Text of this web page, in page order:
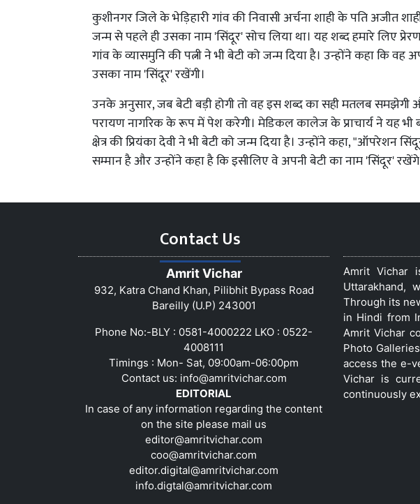
कुशीनगर जिले के भेड़िहारी गांव की निवासी अर्चना शाही के पति अजीत
जन्म से पहले ही उसका नाम 'सिंदूर' सोच लिया था। यह शब्द हमारे लिए
गांव के व्यासमुनि की पत्नी ने भी बेटी को जन्म दिया है। उन्होंने कहा कि
उसका नाम 'सिंदूर' रखेंगी।
उनके अनुसार, जब बेटी बड़ी होगी तो वह इस शब्द का सही मतलब समझेगी
परायण नागरिक के रूप में पेश करेगी। मेडिकल कालेज के प्राचार्य ने यह भी
क्षेत्र की प्रियंका देवी ने भी बेटी को जन्म दिया है। उन्होंने कहा, "ऑपरेशन
सम्मान है और उन्होंने कहा है कि इसीलिए वे अपनी बेटी का नाम 'सिंदूर'
Contact Us
Amrit Vichar
932, Katra Chand Khan, Pilibhit Bypass Road
Bareilly (U.P) 243001
Phone No:-BLY : 0581-4000222 LKO : 0522-
4008111
Timings : Mon- Sat, 09:00am-06:00pm
Contact us: info@amritvichar.com
EDITORIAL
In case of any information regarding the content
on the site please mail us
editor@amritvichar.com
coo@amritvichar.com
editor.digital@amritvichar.com
info.digtal@amritvichar.com
Amrit Vichar
Uttarakhand,
Through its
in Hindi from
Amrit Vichar
Photo
access the e-
Vichar is
continuously